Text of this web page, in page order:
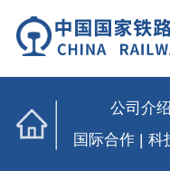
公司介绍
国际合作 | 科